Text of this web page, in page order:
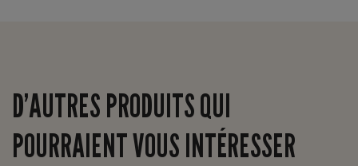
D’AUTRES PRODUITS QUI
POURRAIENT VOUS INTÉRESSER